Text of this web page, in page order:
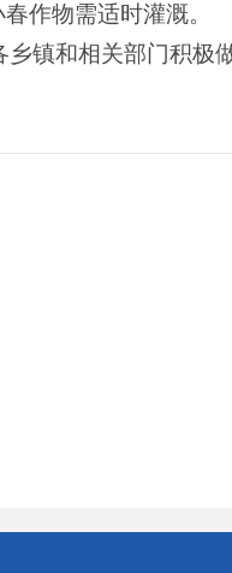
作物需适时灌溉。
乡镇和相关部门积极